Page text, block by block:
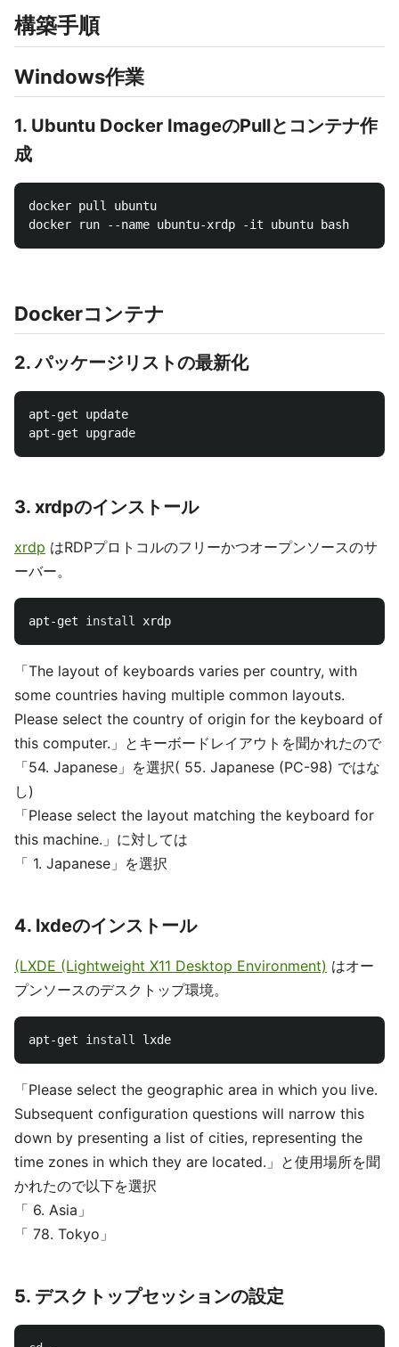
構築手順
Windows作業
1. Ubuntu Docker ImageのPullとコンテナ作
成
docker pull ubuntu
Dockerコンテナ
2. パッケージリストの最新化
apt-get update
3. xrdpのインストール
xrdp はRDPプロトコルのフリーかつオープンソースのサ
ーバー。
apt-get install
「The layout of keyboards varies per country, with
some countries having multiple common layouts.
Please select the country of origin for the keyboard of
this computer.」とキーボードレイアウトを聞かれたので
「54. Japanese」を選択( 55. Japanese (PC-98) ではな
し)
「Please select the layout matching the keyboard for
this machine.」に対しては
「 1. Japanese」を選択
4. lxdeのインストール
(LXDE (Lightweight X11 Desktop Environment) はオー
プンソースのデスクトップ環境。
apt-get install
「Please select the geographic area in which you live.
Subsequent configuration questions will narrow this
down by presenting a list of cities, representing the
time zones in which they are located.」と使用場所を聞
かれたので以下を選択
「 6. Asia」
「 78. Tokyo」
5. デスクトップセッションの設定